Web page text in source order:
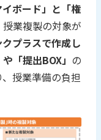
イボード」と「権
業複製の対象が
プラスで作成し
「提出BOX」 の
授業準備の負担